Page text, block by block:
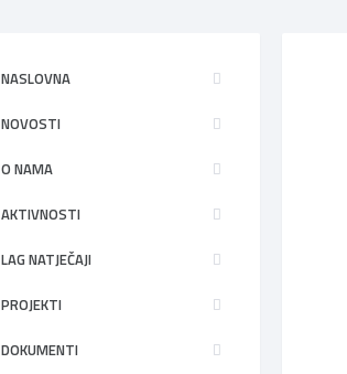
NASLOVNA
NOVOSTI
O NAMA
AKTIVNOSTI
LAG NATJEČAJI
PROJEKTI
DOKUMENTI